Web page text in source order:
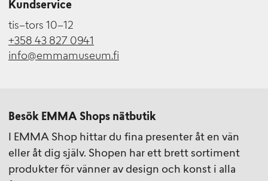
Kundservice
tis–tors 10–12
+358 43 827 0941
info@emmamuseum.fi
Besök EMMA Shops nätbutik
I EMMA Shop hittar du fina presenter åt en vän
eller åt dig själv. Shopen har ett brett sortiment
produkter för vänner av design och konst i alla